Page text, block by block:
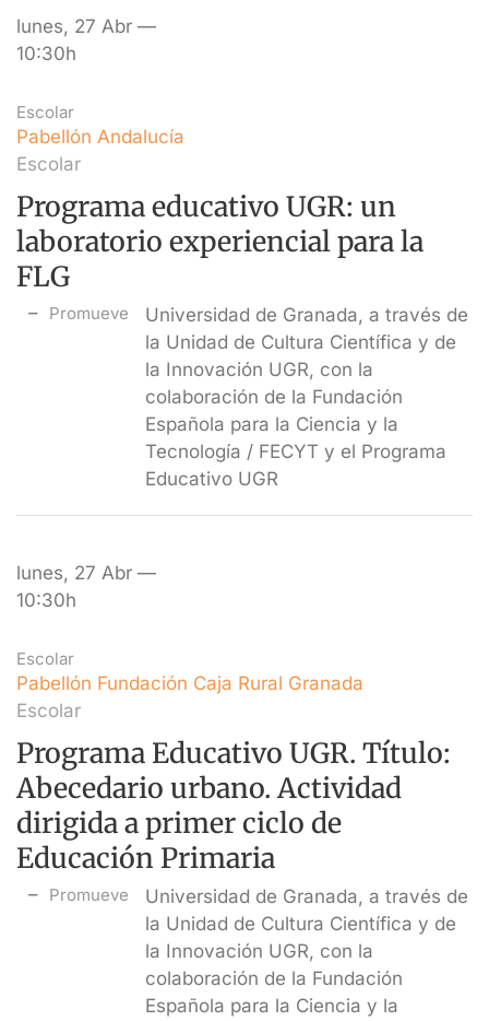
lunes, 27 Abr —
10:30h
Escolar
Pabellón Andalucía
Escolar
Programa educativo UGR: un
laboratorio experiencial para la
FLG
Promueve
Universidad de Granada, a través de
la Unidad de Cultura Científica y de
la Innovación UGR, con la
colaboración de la Fundación
Española para la Ciencia y la
Tecnología / FECYT y el Programa
Educativo UGR
lunes, 27 Abr —
10:30h
Escolar
Pabellón Fundación Caja Rural Granada
Escolar
Programa Educativo UGR. Título:
Abecedario urbano. Actividad
dirigida a primer ciclo de
Educación Primaria
Promueve
Universidad de Granada, a través de
la Unidad de Cultura Científica y de
la Innovación UGR, con la
colaboración de la Fundación
Española para la Ciencia y la